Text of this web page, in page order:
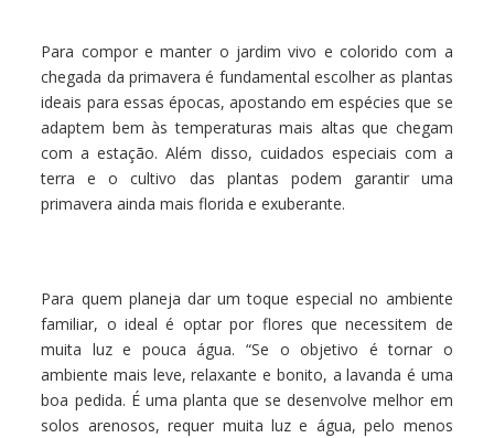
Para compor e manter o jardim vivo e colorido com a
chegada da primavera é fundamental escolher as plantas
ideais para essas épocas, apostando em espécies que se
adaptem bem às temperaturas mais altas que chegam
com a estação. Além disso, cuidados especiais com a
terra e o cultivo das plantas podem garantir uma
primavera ainda mais florida e exuberante.
Para quem planeja dar um toque especial no ambiente
familiar, o ideal é optar por flores que necessitem de
muita luz e pouca água. “Se o objetivo é tornar o
ambiente mais leve, relaxante e bonito, a lavanda é uma
boa pedida. É uma planta que se desenvolve melhor em
solos arenosos, requer muita luz e água, pelo menos